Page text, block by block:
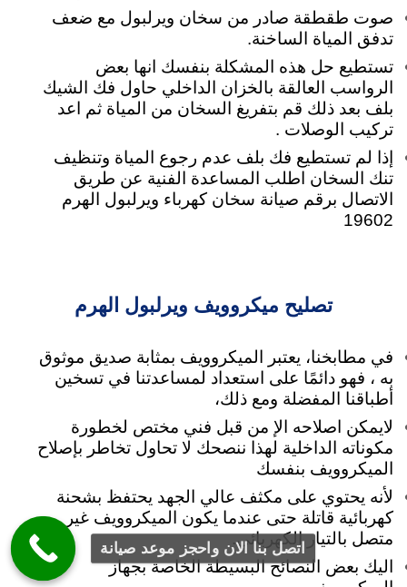
صوت طقطقة صادر من سخان ويرلبول مع ضعف
تدفق المياة الساخنة.
تستطيع حل هذه المشكلة بنفسك انها بعض
الرواسب العالقة بالخزان الداخلي حاول فك الشيك
بلف بعد ذلك قم بتفريغ السخان من المياة ثم اعد
تركيب الوصلات .
إذا لم تستطيع فك بلف عدم رجوع المياة وتنظيف
تنك السخان اطلب المساعدة الفنية عن طريق
الاتصال برقم صيانة سخان كهرباء ويرلبول الهرم
19602
تصليح ميكروويف ويرلبول الهرم
في مطابخنا، يعتبر الميكروويف بمثابة صديق موثوق
به ، فهو دائمًا على استعداد لمساعدتنا في تسخين
أطباقنا المفضلة ومع ذلك،
لايمكن اصلاحه الإ من قبل فني مختص لخطورة
مكوناته الداخلية لهذا ننصحك لا تحاول تخاطر بإصلاح
الميكروويف بنفسك
لأنه يحتوي على مكثف عالي الجهد يحتفظ بشحنة
كهربائية قاتلة حتى عندما يكون الميكروويف غير
متصل بالتيار الكهربائي.
اليك بعض النصائح البسيطة الخاصة بجهاز
اتصل بنا الان واحجز موعد صيانة